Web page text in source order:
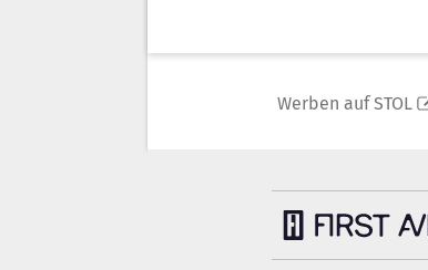
Werben auf STOL